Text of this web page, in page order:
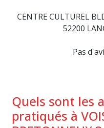
CENTRE CULTUREL
52200
Pas
Quels sont les
pratiqués à